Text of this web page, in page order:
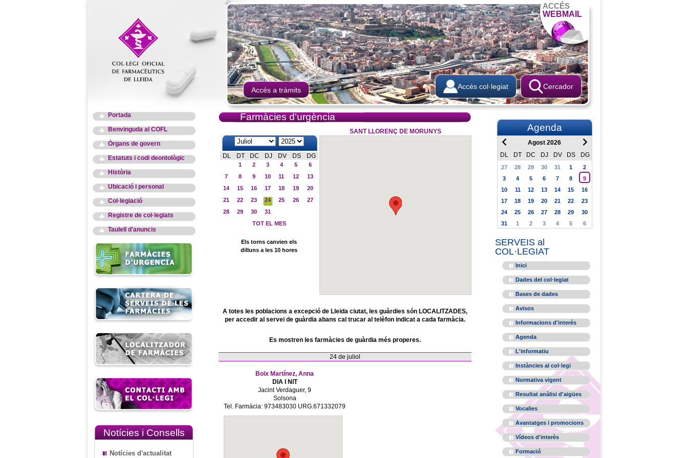
ACCÉS
WEBMAIL
Accés a tràmits Cercador
Accés col·legiat
Portada
Benvinguda al COFL
Òrgans de govern
Estatuts i codi deontològic
Història
Ubicació i personal
Col·legiació
Registre de col·legiats
Taulell d'anuncis
Notícies i Consells
Notícies d'actualitat
Farmàcies d'urgència
DL DT DC DJ DV DS DG
1 2 3 4 5
6
7
8 9 10 11 12
13
14
15 16 17 18 19
20
21
22 23 24 25 26
27
28
29 30
31
TOT EL MES
Els torns canvien els
dilluns a les 10 hores
SANT LLORENÇ DE MORUNYS
A totes les poblacions a excepció de Lleida ciutat, les guàrdies són LOCALITZADES,
per accedir al servei de guàrdia abans cal trucar al telèfon indicat a cada farmàcia.
Es mostren les farmàcies de guàrdia més properes.
24 de juliol
Boix Martínez, Anna
DIA I NIT
Jacint Verdaguer, 9
Solsona
Tel. Farmàcia: 973483030 URG.671332079
Agenda
Agost 2026
DL
DT DC DJ DV DS DG
27 28 29 30 31 1
2
3
4 5 6 7 8
9
10
11 12 13 14 15
16
17
18 19 20 21 22
23
24
25 26 27 28 29
30
31
1 2 3 4 5 6
SERVEIS al
COL·LEGIAT
Inici
Dades del col·legiat
Bases de dades
Avisos
Informacions d'interès
Agenda
L'informatiu
Instàncies al col·legi
Normativa vigent
Resultat anàlisi d'aigües
Vocalies
Avantatges i promocions
Vídeos d'interès
Formació